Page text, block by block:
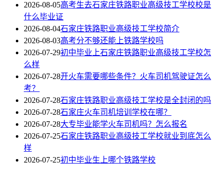
2026-08-05高考生去石家庄铁路职业高级技工学校校是
什么毕业证
2026-08-04石家庄铁路职业高级技工学校简介
2026-08-03高考分不够还能上铁路学校吗
2026-07-29初中毕业上石家庄铁路职业高级技工学校怎
么样
2026-07-28开火车需要哪些条件？火车司机驾驶证怎么
考？
2026-07-28石家庄铁路职业高级技工学校是全封闭的吗
2026-07-28石家庄火车司机培训学校在哪？
2026-07-28大专毕业能学火车司机吗？怎么报名
2026-07-25石家庄铁路职业高级技工学校就业到底怎么
样
2026-07-25初中毕业生上哪个铁路学校